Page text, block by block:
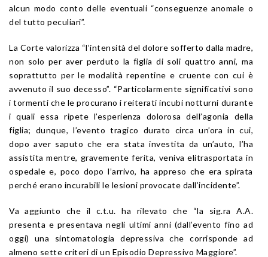
alcun modo conto delle eventuali “conseguenze anomale o
del tutto peculiari”.
La Corte valorizza “l’intensità del dolore sofferto dalla madre,
non solo per aver perduto la figlia di soli quattro anni, ma
soprattutto per le modalità repentine e cruente con cui è
avvenuto il suo decesso”. “Particolarmente significativi sono
i tormenti che le procurano i reiterati incubi notturni durante
i quali essa ripete l’esperienza dolorosa dell’agonia della
figlia; dunque, l’evento tragico durato circa un’ora in cui,
dopo aver saputo che era stata investita da un’auto, l’ha
assistita mentre, gravemente ferita, veniva elitrasportata in
ospedale e, poco dopo l’arrivo, ha appreso che era spirata
perché erano incurabili le lesioni provocate dall’incidente”.
Va aggiunto che il c.t.u. ha rilevato che “la sig.ra A.A.
presenta e presentava negli ultimi anni (dall’evento fino ad
oggi) una sintomatologia depressiva che corrisponde ad
almeno sette criteri di un Episodio Depressivo Maggiore”.